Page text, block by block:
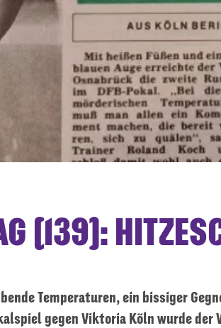
(139):
Temperaturen, ein bissiger
gegen Viktoria Köln wurde der